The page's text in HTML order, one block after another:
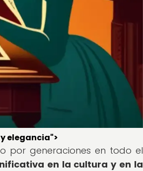
elegancia">
por generaciones en todo el
en la cultura y en la